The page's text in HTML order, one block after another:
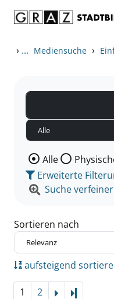
› ... Mediensuche ›
Wählen Sie die
Alle
Erweiterte
Suche
Sortieren nach
aufsteigend
1 2